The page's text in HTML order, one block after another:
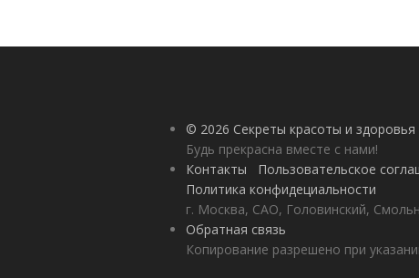
© 2026 Секреты красоты и здоровья
Будь прекрасна вместе с нами!
Контакты
Пользовательское
Политика конфидециальности
г. Москва, САО, Головинский,
Обратная связь
Копирование разрешено при